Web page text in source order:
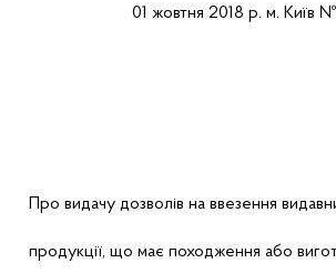
01 жовтня 2018 р. м. Київ
Про видачу дозволів на ввезення
продукції, що має походження або